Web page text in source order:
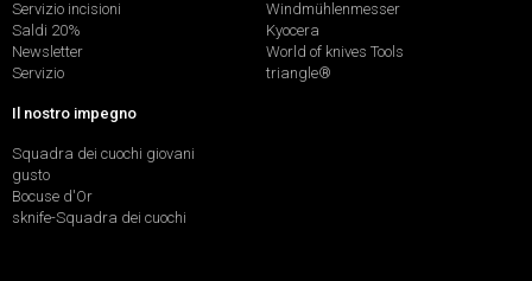
Servizio incisioni
Saldi 20%
Newsletter
Servizio
Windmühlenmesser
Kyocera
World of knives Tools
triangle®
Il nostro impegno
Squadra dei cuochi giovani
gusto
Bocuse d'Or
sknife-Squadra dei cuochi